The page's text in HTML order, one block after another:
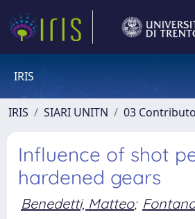
IRIS
IRIS SIARI UNITN 03
Influence of shot
hardened gears
Benedetti, Matteo;